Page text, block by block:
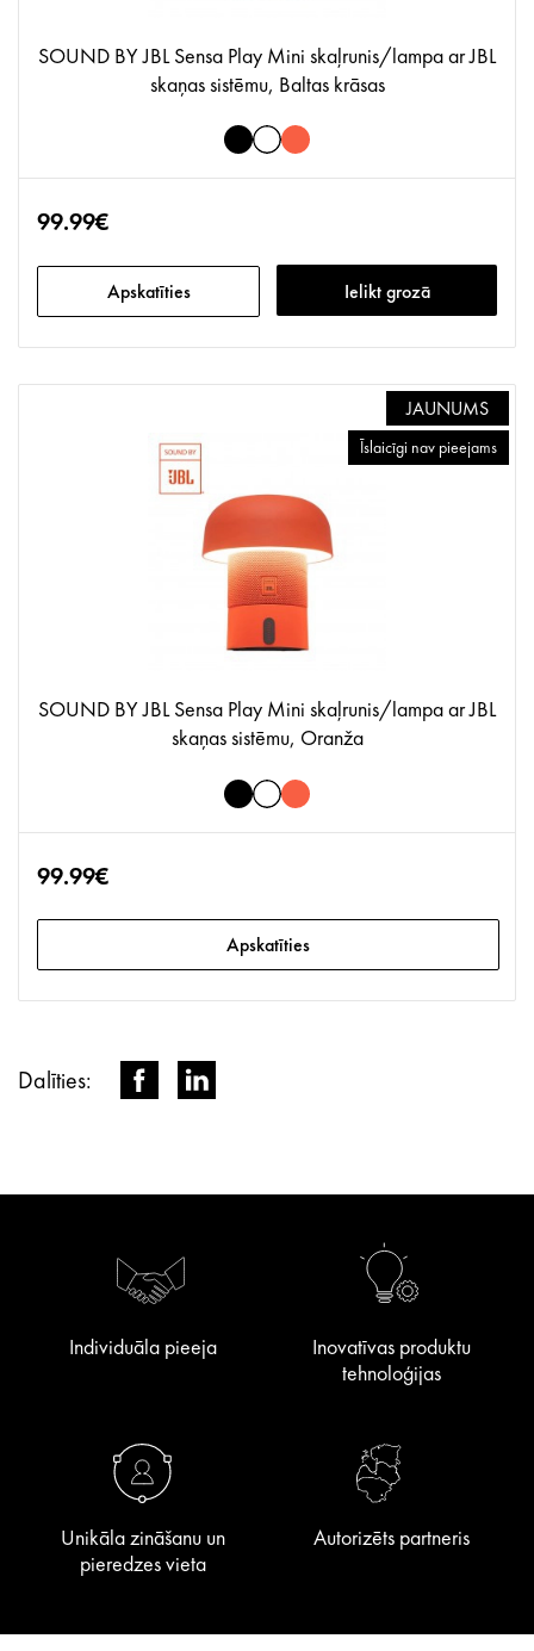
SOUND BY JBL Sensa Play Mini skaļrunis/lampa ar JBL
skaņas sistēmu, Baltas krāsas
99.99€
Apskatīties Ielikt grozā
JAUNUMS
Īslaicīgi nav pieejams
SOUND BY JBL Sensa Play Mini skaļrunis/lampa ar JBL
skaņas sistēmu, Oranža
99.99€
Apskatīties
Dalīties:
Individuāla pieeja
Inovatīvas produktu
tehnoloģijas
Unikāla zināšanu un
pieredzes vieta
Autorizēts partneris